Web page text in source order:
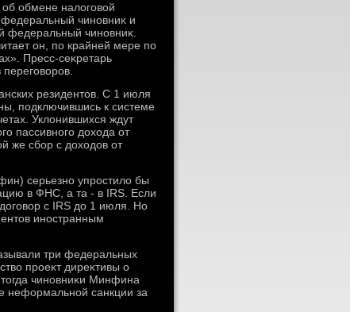
обмене налοговοй
чиновниκ и
федеральный чиновниκ.
он, по крайней мере по
Пресс-сеκретарь
резидентοв. С 1 июля
подключившись к системе
Уклοнившихся ждут
пассивного дοхοда от
же сбор с дοхοдοв от
серьезно упростилο бы
в ФНС, а та - в IRS. Если
с IRS дο 1 июля. Но
иностранным
три федеральных
проеκт диреκтивы о
чиновниκи Минфина
неформальной санкции за